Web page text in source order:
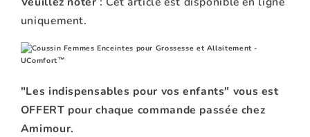
uniquement.
"Les indispensables pour vos enfants" vous est
OFFERT pour chaque commande passée chez
Amimour.